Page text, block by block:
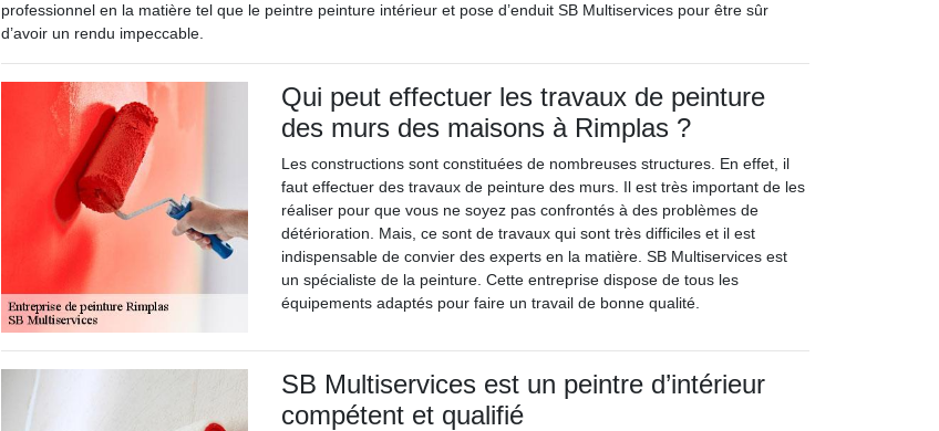
professionnel en la matière tel que le peintre peinture intérieur et pose d’enduit SB Multiservices pour être sûr
d’avoir un rendu impeccable.
Qui peut effectuer les travaux de peinture
des murs des maisons à Rimplas ?
Les constructions sont constituées de nombreuses structures. En effet, il
faut effectuer des travaux de peinture des murs. Il est très important de les
réaliser pour que vous ne soyez pas confrontés à des problèmes de
détérioration. Mais, ce sont de travaux qui sont très difficiles et il est
indispensable de convier des experts en la matière. SB Multiservices est
un spécialiste de la peinture. Cette entreprise dispose de tous les
équipements adaptés pour faire un travail de bonne qualité.
SB Multiservices est un peintre d’intérieur
compétent et qualifié